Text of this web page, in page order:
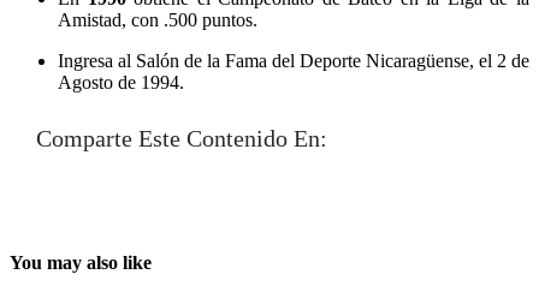
Amistad, con .500 puntos.
Ingresa al Salón de la Fama del Deporte Nicaragüense, el 2 de
Agosto de 1994.
Comparte Este Contenido En:
You may also like